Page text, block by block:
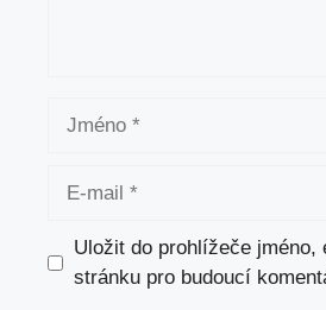
Jméno
Uložit do prohlížeče jméno,
stránku pro budoucí